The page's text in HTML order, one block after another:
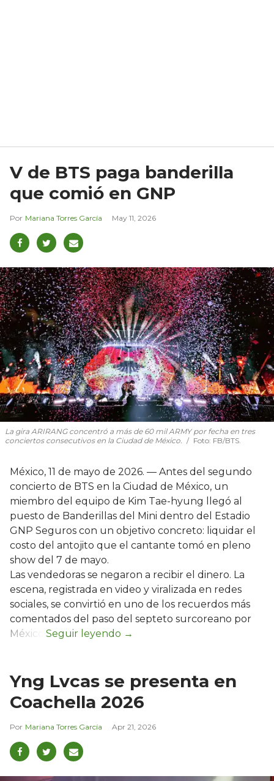
V de BTS paga banderilla
que comió en GNP
Mariana Torres García May 11, 2026
La gira ARIRANG concentró a más de 60 mil ARMY por fecha en tres
conciertos consecutivos en la Ciudad de México.
Foto: FB/BTS.
México, 11 de mayo de 2026. — Antes del segundo
concierto de BTS en la Ciudad de México, un
miembro del equipo de Kim Tae-hyung llegó al
puesto de Banderillas del Mini dentro del Estadio
GNP Seguros con un objetivo concreto: liquidar el
costo del antojito que el cantante tomó en pleno
show del 7 de mayo.
Las vendedoras se negaron a recibir el dinero. La
escena, registrada en video y viralizada en redes
sociales, se convirtió en uno de los recuerdos más
comentados del paso del septeto surcoreano por
México.
Yng Lvcas se presenta en
Coachella 2026
Mariana Torres García Apr 21, 2026